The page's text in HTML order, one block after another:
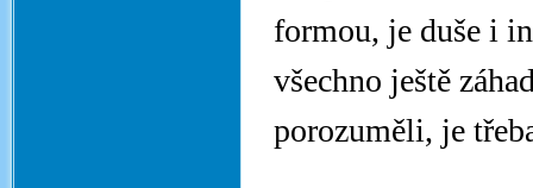
formou, je duše i
všechno ještě
porozuměli, je